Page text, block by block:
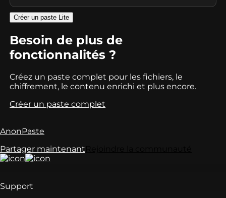
Créer un paste Lite
Besoin de plus de
fonctionnalités ?
Créez un paste complet pour les fichiers, le
chiffrement, le contenu enrichi et plus encore.
Créer un paste complet
AnonPaste
Partager maintenant
Support